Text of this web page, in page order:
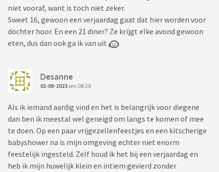
niet vooraf, want is toch niet zeker.
Sweet 16, gewoon een verjaardag gaat dat hier worden voor
dochter hoor. En een 21 diner? Ze krijgt elke avond gewoon
eten, dus dan ook ga ik van uit
Desanne
01-08-2023 om 08:20
Als ik iemand aardig vind en het is belangrijk voor diegene
dan ben ik meestal wel geneigd om langs te komen of mee
te doen. Op een paar vrijgezellenfeestjes en een kitscherige
babyshower na is mijn omgeving echter niet enorm
feestelijk ingesteld. Zelf houd ik het bij een verjaardag en
heb ik mijn huwelijk klein en intiem gevierd zonder